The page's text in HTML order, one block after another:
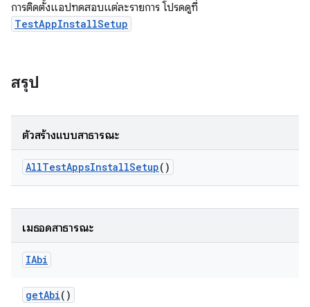
การติดตั้งแอปทดสอบแต่ละรายการ โปรดดูที่
TestAppInstallSetup
สรุป
ตัวสร้างแบบสาธารณะ
AllTestAppsInstallSetup()
เมธอดสาธารณะ
IAbi
getAbi()